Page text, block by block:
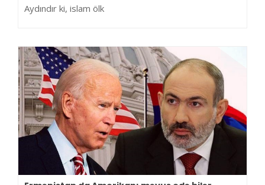
Aydındır ki, islam ölk